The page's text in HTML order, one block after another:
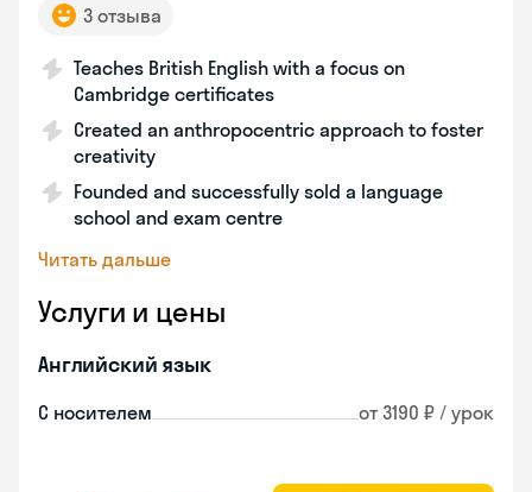
3 отзыва
Teaches British English with a focus on
Cambridge certificates
Created an anthropocentric approach to foster
creativity
Founded and successfully sold a language
school and exam centre
Читать дальше
Услуги и цены
Английский язык
С носителем от 3190 ₽ / урок